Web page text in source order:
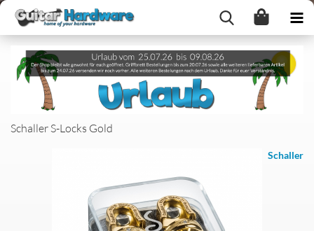
Schaller S-Locks Gold
Schaller